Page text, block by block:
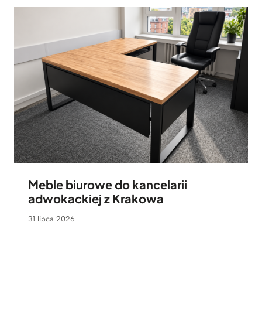
Meble biurowe do kancelarii
adwokackiej z Krakowa
31 lipca 2026